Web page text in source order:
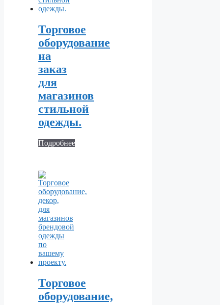
Торговое
оборудование
на
заказ
для
магазинов
стильной
одежды.
Подробнее
Торговое
оборудование,